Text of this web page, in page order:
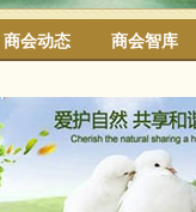
商会动态
商会智库